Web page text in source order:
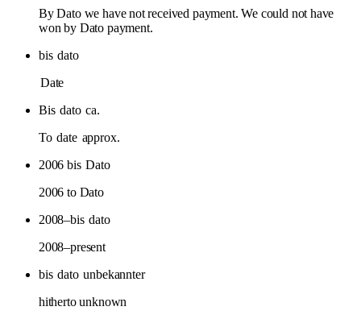
By Dato we have not received payment. We could not have
won by Dato payment.
bis dato
Date
Bis dato ca.
To date approx.
2006 bis Dato
2006 to Dato
2008–bis dato
2008–present
bis dato unbekannter
hitherto unknown